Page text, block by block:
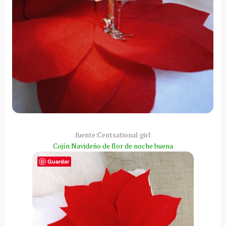
fuente:Centsational girl
CojínNavideño de flor de noche buena
Guardar